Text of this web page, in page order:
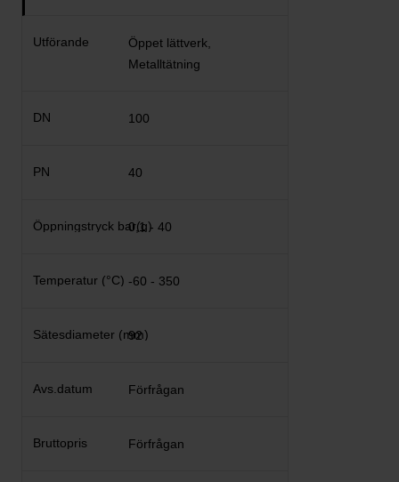
Öppet lättverk,
Metalltätning
100
40
0,1 - 40
-60 - 350
92
Förfrågan
Förfrågan